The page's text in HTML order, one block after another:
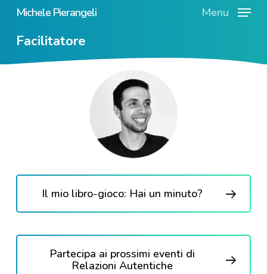
Skip
main
content
Michele Pierangeli Menu
Facilitatore
Il mio libro-gioco: Hai un minuto?
Partecipa ai prossimi eventi di
Relazioni Autentiche